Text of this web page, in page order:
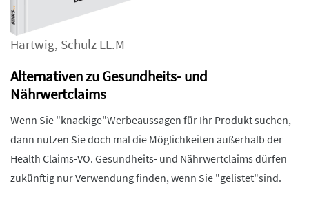
Hartwig, Schulz LL.M
Alternativen zu Gesundheits- und
Nährwertclaims
Wenn Sie "knackige"Werbeaussagen für Ihr Produkt suchen,
dann nutzen Sie doch mal die Möglichkeiten außerhalb der
Health Claims-VO. Gesundheits- und Nährwertclaims dürfen
zukünftig nur Verwendung finden, wenn Sie "gelistet"sind.